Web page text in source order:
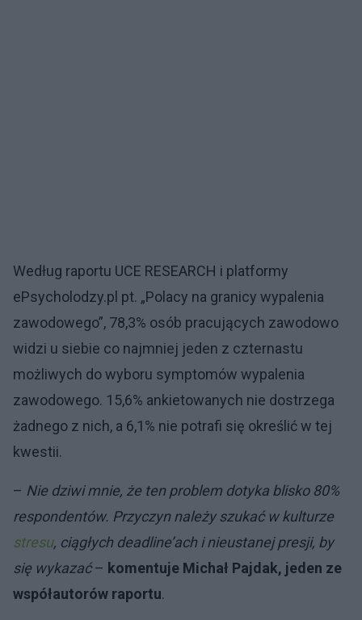
Według raportu UCE RESEARCH i platformy
ePsycholodzy.pl pt. „Polacy na granicy wypalenia
zawodowego”, 78,3% osób pracujących zawodowo
widzi u siebie co najmniej jeden z czternastu
możliwych do wyboru symptomów wypalenia
zawodowego. 15,6% ankietowanych nie dostrzega
żadnego z nich, a 6,1% nie potrafi się określić w tej
kwestii.
– Nie dziwi mnie, że ten problem dotyka blisko 80%
respondentów. Przyczyn należy szukać w kulturze
stresu, ciągłych deadline’ach i nieustanej presji, by
się wykazać– komentuje Michał Pajdak, jeden ze
współautorów raportu.